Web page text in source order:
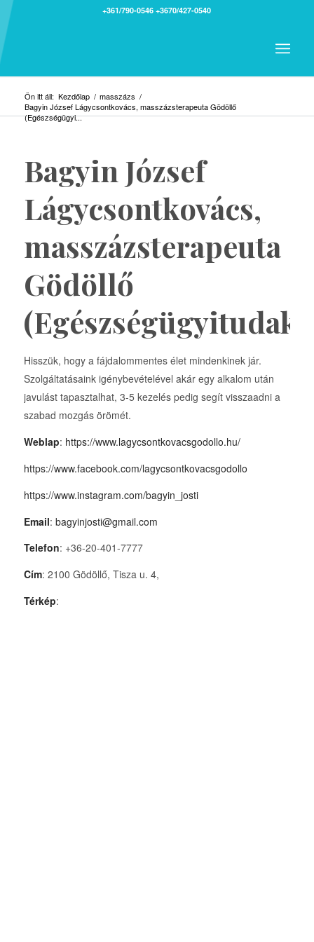
+361/790-0546 +3670/427-0540
Ön itt áll: Kezdőlap / masszázs /
Bagyin József Lágycsontkovács, masszázsterapeuta Gödöllő
(Egészségügyi...
Bagyin József
Lágycsontkovács,
masszázsterapeuta
Gödöllő
Hisszük, hogy a fájdalommentes élet mindenkinek jár.
Szolgáltatásaink igénybevételével akár egy alkalom után
javulást tapasztalhat, 3-5 kezelés pedig segít visszaadni a
szabad mozgás örömét.
Weblap: https://www.lagycsontkovacsgodollo.hu/
https://www.facebook.com/lagycsontkovacsgodollo
https://www.instagram.com/bagyin_josti
Email: bagyinjosti@gmail.com
Telefon: +36-20-401-7777
Cím: 2100 Gödöllő, Tisza u. 4,
Térkép: